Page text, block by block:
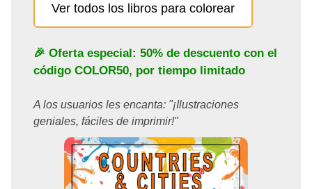
Ver todos los libros para colorear
🎉 Oferta especial: 50% de descuento con el
código COLOR50, por tiempo limitado
A los usuarios les encanta: "¡Ilustraciones
geniales, fáciles de imprimir!"